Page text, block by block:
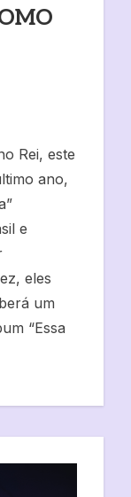
Rei, este
ano,
e
eles
um
“Essa